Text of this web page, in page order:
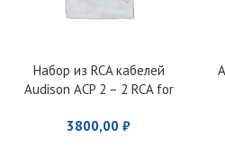
Набор из RCA кабелей
Audison ACP 2 – 2 RCA for
3800,00 ₽